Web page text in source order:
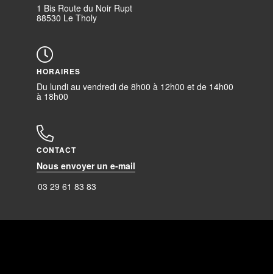
1 Bis Route du Noir Rupt
88530 Le Tholy
HORAIRES
Du lundi au vendredi de 8h00 à 12h00 et de 14h00
à 18h00
CONTACT
Nous envoyer un e-mail
03 29 61 83 83